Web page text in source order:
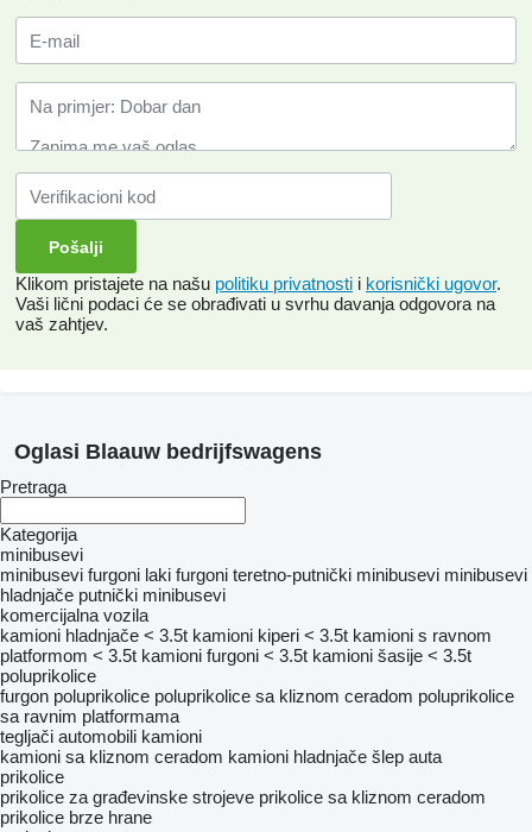
Klikom pristajete na našu politiku privatnosti i korisnički ugovor.
Vaši lični podaci će se obrađivati ​​u svrhu davanja odgovora na
vaš zahtjev.
Oglasi Blaauw bedrijfswagens
Pretraga
Kategorija
minibusevi
minibusevi furgoni laki furgoni teretno-putnički minibusevi minibusevi
hladnjače putnički minibusevi
komercijalna vozila
kamioni hladnjače < 3.5t kamioni kiperi < 3.5t kamioni s ravnom
platformom < 3.5t kamioni furgoni < 3.5t kamioni šasije < 3.5t
poluprikolice
furgon poluprikolice poluprikolice sa kliznom ceradom poluprikolice
sa ravnim platformama
tegljači automobili kamioni
kamioni sa kliznom ceradom kamioni hladnjače šlep auta
prikolice
prikolice za građevinske strojeve prikolice sa kliznom ceradom
prikolice brze hrane